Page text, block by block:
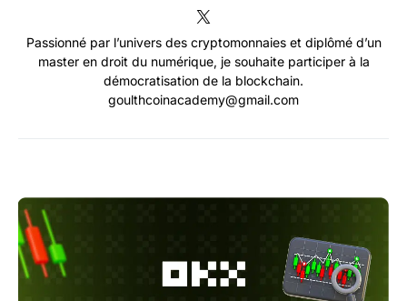
Passionné par l’univers des cryptomonnaies et diplômé d’un
master en droit du numérique, je souhaite participer à la
démocratisation de la blockchain.
goulthcoinacademy@gmail.com